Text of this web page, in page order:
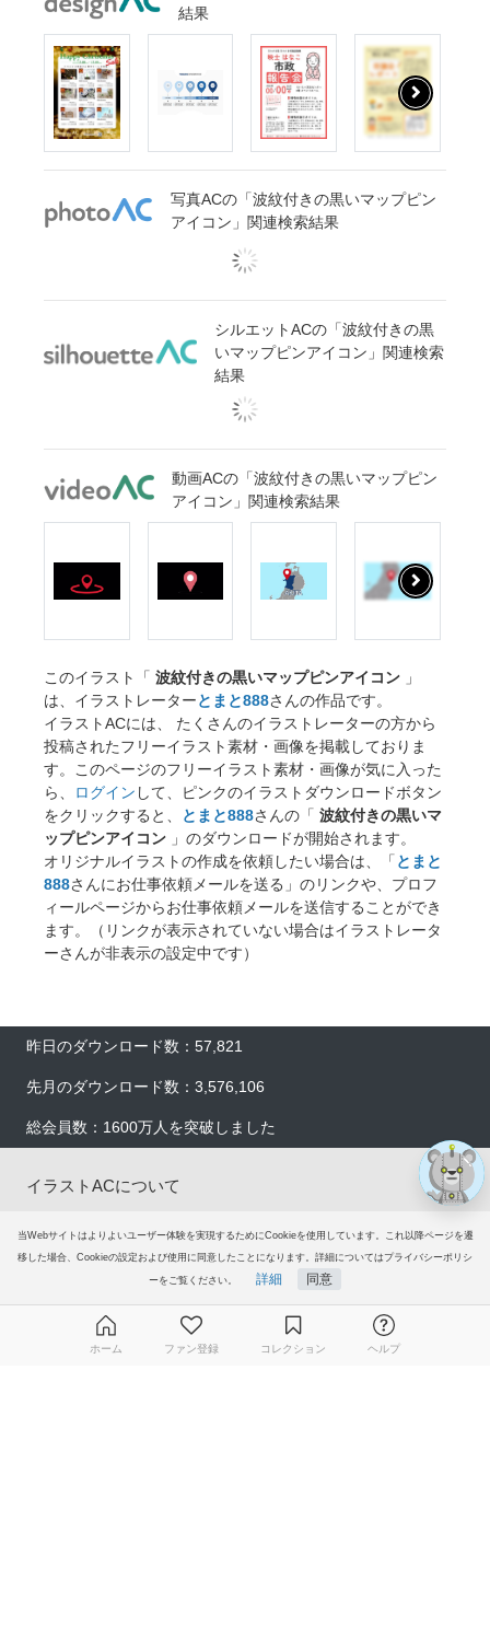
当Webサイトはよりよいユーザー体験を実現するためにCookieを使用しています。これ以降ページを遷
移した場合、Cookieの設定および使用に同意したことになります。詳細についてはプライバシーポリシ
ーをご覧ください。 詳細 同意
結果
写真ACの「波紋付きの黒いマップピン
アイコン」関連検索結果
シルエットACの「波紋付きの黒
いマップピンアイコン」関連検索
結果
動画ACの「波紋付きの黒いマップピン
アイコン」関連検索結果
このイラスト「 波紋付きの黒いマップピンアイコン 」
は、イラストレーターとまと888さんの作品です。
イラストACには、 たくさんのイラストレーターの方から
投稿されたフリーイラスト素材・画像を掲載しておりま
す。このページのフリーイラスト素材・画像が気に入った
ら、
ログイン して、ピンクのイラストダウンロードボタン
をクリックすると、
とまと888さんの「 波紋付きの黒いマ
ップピンアイコン 」のダウンロードが開始されます。
オリジナルイラストの作成を依頼したい場合は、「 とまと
888さんにお仕事依頼メールを送る」のリンクや、プロフ
ィールページからお仕事依頼メールを送信することができ
ます。（リンクが表示されていない場合はイラストレータ
ーさんが非表示の設定中です）
昨日のダウンロード数：57,821
先月のダウンロード数：3,576,106
総会員数：1600万人を突破しました
イラストACについて
会員登録
プレミアム会員サービス
ヘルプ＆ガイド
ホーム ファン登録 コレクション ヘルプ